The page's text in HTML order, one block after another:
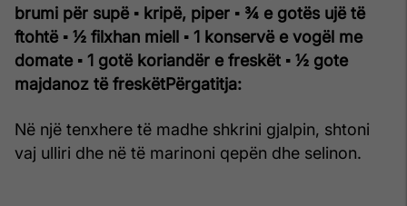
brumi për supë ▪ kripë, piper ▪ ¾ e gotës ujë të
ftohtë ▪ ½ filxhan miell ▪ 1 konservë e vogël me
domate ▪ 1 gotë koriandër e freskët ▪ ½ gote
majdanoz të freskëtPërgatitja:
Në një tenxhere të madhe shkrini gjalpin, shtoni
vaj ulliri dhe në të marinoni qepën dhe selinon.